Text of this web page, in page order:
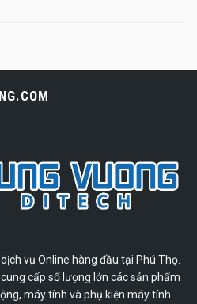
vụ Online hàng đầu tại Phú Thọ.
cấp số lượng lớn các sản phẩm
máy tính và phụ kiện máy tính